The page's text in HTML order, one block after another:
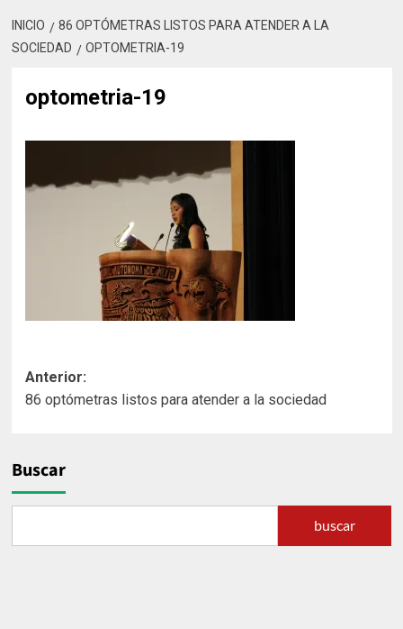
INICIO
86 OPTÓMETRAS LISTOS PARA ATENDER A LA
SOCIEDAD
OPTOMETRIA-19
optometria-19
Navegación
de
Anterior:
86 optómetras listos para atender a la sociedad
Buscar
buscar